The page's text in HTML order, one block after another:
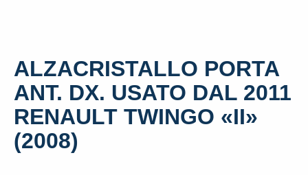
ALZACRISTALLO PORTA
ANT. DX. USATO DAL 2011
RENAULT TWINGO «II»
(2008)